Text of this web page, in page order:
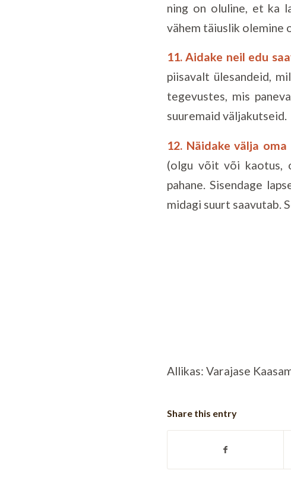
ning on oluline, et ka
vähem täiuslik olemine
11. Aidake neil edu
piisavalt ülesandeid,
tegevustes, mis
suuremaid väljakutseid.
12. Näidake välja
(olgu võit või kaotus,
pahane. Sisendage
midagi suurt saavutab.
Allikas: Varajase
Share this entry